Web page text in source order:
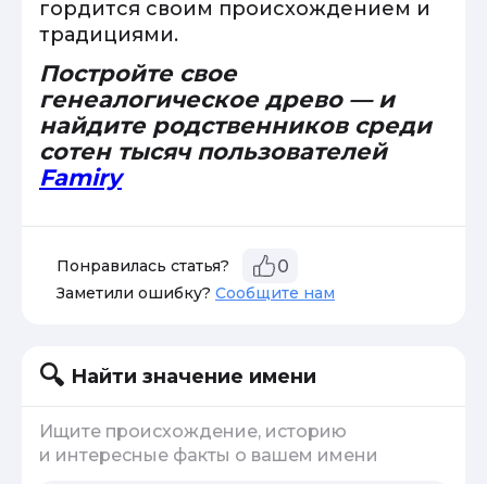
гордится своим происхождением и
традициями.
Постройте свое
генеалогическое древо — и
найдите родственников среди
сотен тысяч пользователей
Famiry
Понравилась статья? 0
Заметили ошибку? Сообщите нам
Найти значение имени
Ищите происхождение, историю
и интересные факты о вашем имени